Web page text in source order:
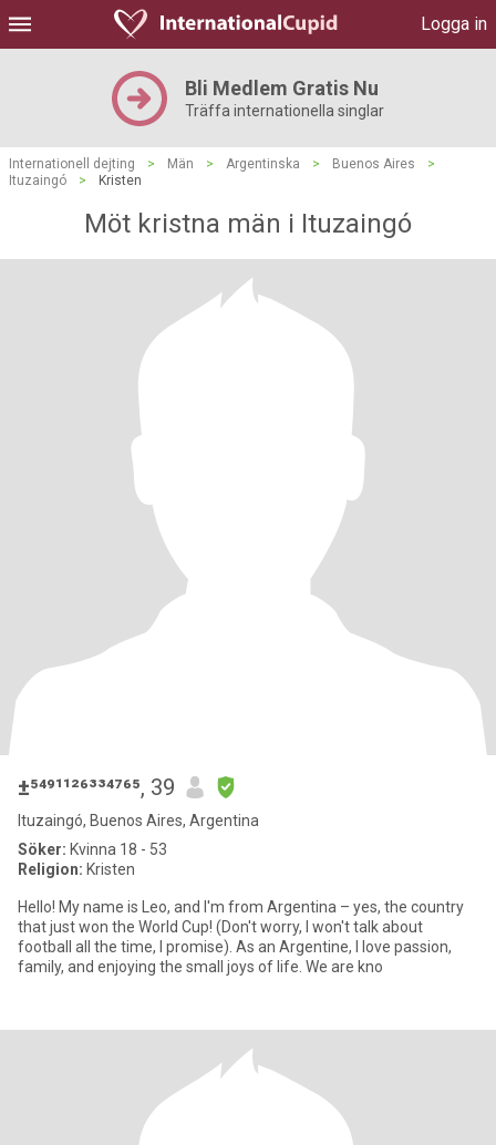
Logga in
Bli Medlem Gratis Nu
Träffa internationella singlar
Internationell dejting > Män > Argentinska > Buenos Aires
>
Ituzaingó
> Kristen
Möt kristna män i Ituzaingó
±⁵⁴⁹¹¹²⁶³³⁴⁷⁶⁵, 39
Ituzaingó, Buenos Aires, Argentina
Söker: Kvinna 18 - 53
Religion: Kristen
Hello! My name is Leo, and I'm from Argentina – yes, the country
that just won the World Cup! (Don't worry, I won't talk about
football all the time, I promise). As an Argentine, I love passion,
family, and enjoying the small joys of life. We are kno